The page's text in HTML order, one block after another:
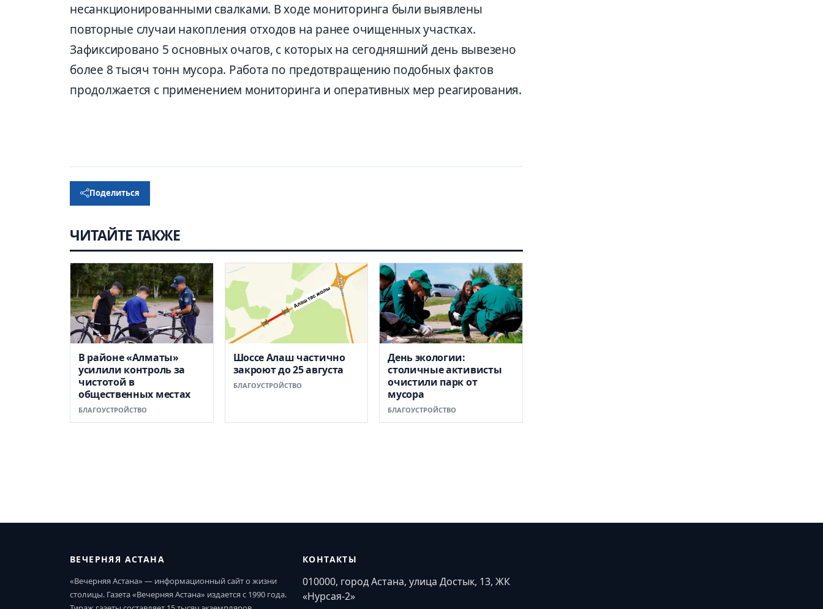
несанкционированными свалками. В ходе мониторинга были выявлены
повторные случаи накопления отходов на ранее очищенных участках.
Зафиксировано 5 основных очагов, с которых на сегодняшний день вывезено
более 8 тысяч тонн мусора. Работа по предотвращению подобных фактов
продолжается с применением мониторинга и оперативных мер реагирования.
Поделиться
ЧИТАЙТЕ ТАКЖЕ
В районе «Алматы»
усилили контроль за
чистотой в
общественных местах
БЛАГОУСТРОЙСТВО
Шоссе Алаш частично
закроют до 25 августа
БЛАГОУСТРОЙСТВО
День экологии:
столичные активисты
очистили парк от
мусора
БЛАГОУСТРОЙСТВО
ВЕЧЕРНЯЯ АСТАНА
«Вечерняя Астана» — информационный сайт о жизни
столицы. Газета «Вечерняя Астана» издается с 1990 года.
КОНТАКТЫ
010000, город Астана, улица Достык, 13, ЖК
«Нурсая-2»